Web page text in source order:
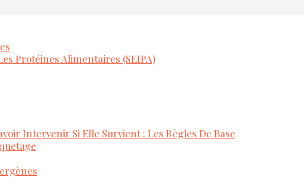
Protéines Alimentaires (SEIPA)
Intervenir Si Elle Survient : Les Règles De Base